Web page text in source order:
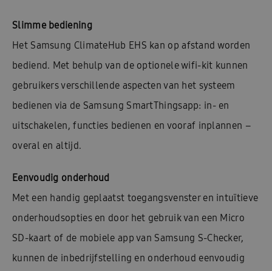
Slimme bediening
Het Samsung ClimateHub EHS kan op afstand worden
bediend. Met behulp van de optionele wifi-kit kunnen
gebruikers verschillende aspecten van het systeem
bedienen via de Samsung SmartThingsapp: in- en
uitschakelen, functies bedienen en vooraf inplannen –
overal en altijd.
Eenvoudig onderhoud
Met een handig geplaatst toegangsvenster en intuïtieve
onderhoudsopties en door het gebruik van een Micro
SD-kaart of de mobiele app van Samsung S-Checker,
kunnen de inbedrijfstelling en onderhoud eenvoudig